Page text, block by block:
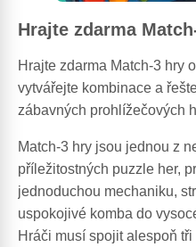
Hrajte zdarma
Hrajte zdarma Match-3 hry
vytvářejte kombinace a
zábavných prohlížečových
Match-3 hry jsou jednou z
příležitostných puzzle her,
jednoduchou mechaniku,
uspokojivé komba do
Hráči musí spojit alespoň